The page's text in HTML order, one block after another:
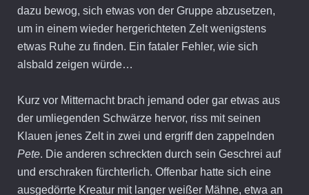
dazu bewog, sich etwas von der Gruppe abzusetzen,
um in einem wieder hergerichteten Zelt wenigstens
etwas Ruhe zu finden. Ein fataler Fehler, wie sich
alsbald zeigen würde…
Kurz vor Mitternacht brach jemand oder gar etwas aus
der umliegenden Schwärze hervor, riss mit seinen
Klauen jenes Zelt in zwei und ergriff den zappelnden
Pete. Die anderen schreckten durch sein Geschrei auf
und erschraken fürchterlich. Offenbar hatte sich eine
ausgedörrte Kreatur mit langer weißer Mähne, etwa an